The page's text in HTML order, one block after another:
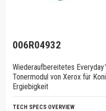
006R04932
Wiederaufbereitetes
Tonermodul von Xerox für
Ergiebigkeit
TECH SPECS OVERVIEW